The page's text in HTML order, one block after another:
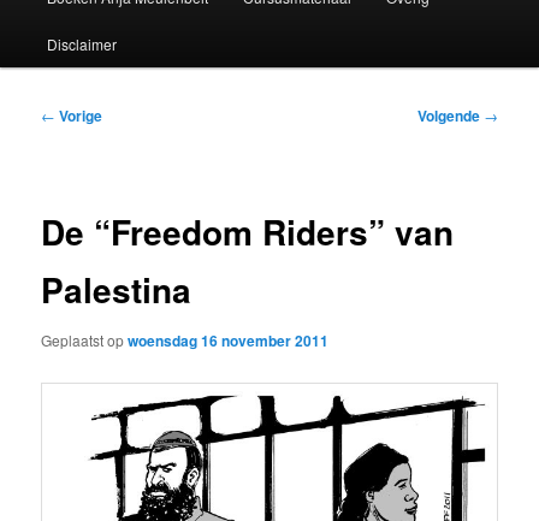
Disclaimer
Bericht
← Vorige Volgende →
De “Freedom Riders” van
Palestina
Geplaatst opwoensdag 16 november 2011